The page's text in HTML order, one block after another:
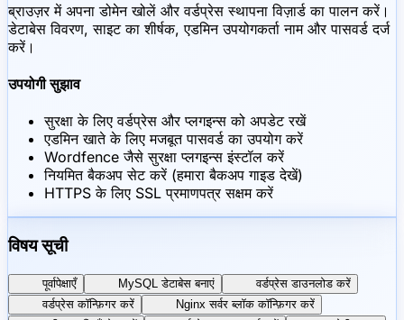
ब्राउज़र में अपना डोमेन खोलें और वर्डप्रेस स्थापना विज़ार्ड का पालन करें।
डेटाबेस विवरण, साइट का शीर्षक, एडमिन उपयोगकर्ता नाम और पासवर्ड दर्ज
करें।
उपयोगी सुझाव
सुरक्षा के लिए वर्डप्रेस और प्लगइन्स को अपडेट रखें
एडमिन खाते के लिए मजबूत पासवर्ड का उपयोग करें
Wordfence जैसे सुरक्षा प्लगइन्स इंस्टॉल करें
नियमित बैकअप सेट करें (हमारा बैकअप गाइड देखें)
HTTPS के लिए SSL प्रमाणपत्र सक्षम करें
विषय सूची
पूर्वापेक्षाएँ MySQL डेटाबेस बनाएं
वर्डप्रेस डाउनलोड करें
वर्डप्रेस कॉन्फ़िगर करें
Nginx सर्वर ब्लॉक कॉन्फ़िगर करें